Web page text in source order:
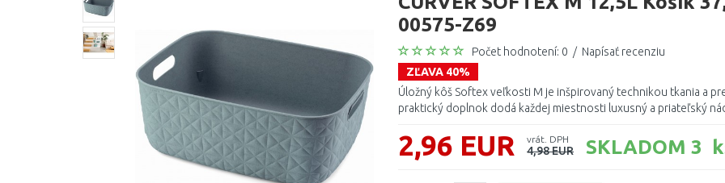
00575-Z69
Počet hodnotení: 0 / Napísať recenziu
ZĽAVA 40%
Úložný kôš Softex veľkosti M je inšpirovaný technikou tkania a
praktický doplnok dodá každej miestnosti luxusný a priateľský
2,96 EUR vrát. DPH
4,98 EUR SKLADOM 3